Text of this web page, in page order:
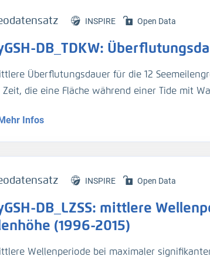
INSPIRE Open Data
DB_TDKW:
Überflutungsdauer für die 12
Zeit, die eine Fläche während einer Tide mit
Beschreibung der Analysemodi befindet
).
R., et.al., (2019), Validierungsdokument -
J., et.al., (2020), Flächenhafte Analysen
R., Plüß, A., Ihde, R., Freund, J., Dreier, N.,
Infos
INSPIRE Open Data
DB_LZSS: mittlere
(1996-2015)
Wellenperiode bei maximaler